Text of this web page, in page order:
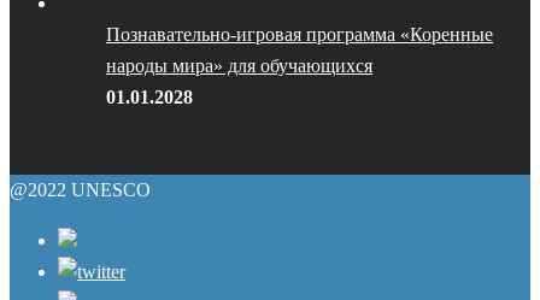
Познавательно-игровая программа «Коренные
народы мира» для обучающихся
01.01.2028
@2022 UNESCO